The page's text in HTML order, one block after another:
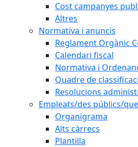
Cost campanyes
Altres
Normativa i anuncis
Reglament Orgànic
Calendari fiscal
Normativa i
Quadre de
Resolucions
Empleats/des públics/
Organigrama
Alts càrrecs
Plantilla